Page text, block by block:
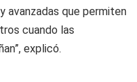
avanzadas que permiten
cuando las
explicó.